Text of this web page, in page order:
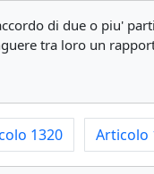
di due o piu'
tra loro un
1320 Articolo